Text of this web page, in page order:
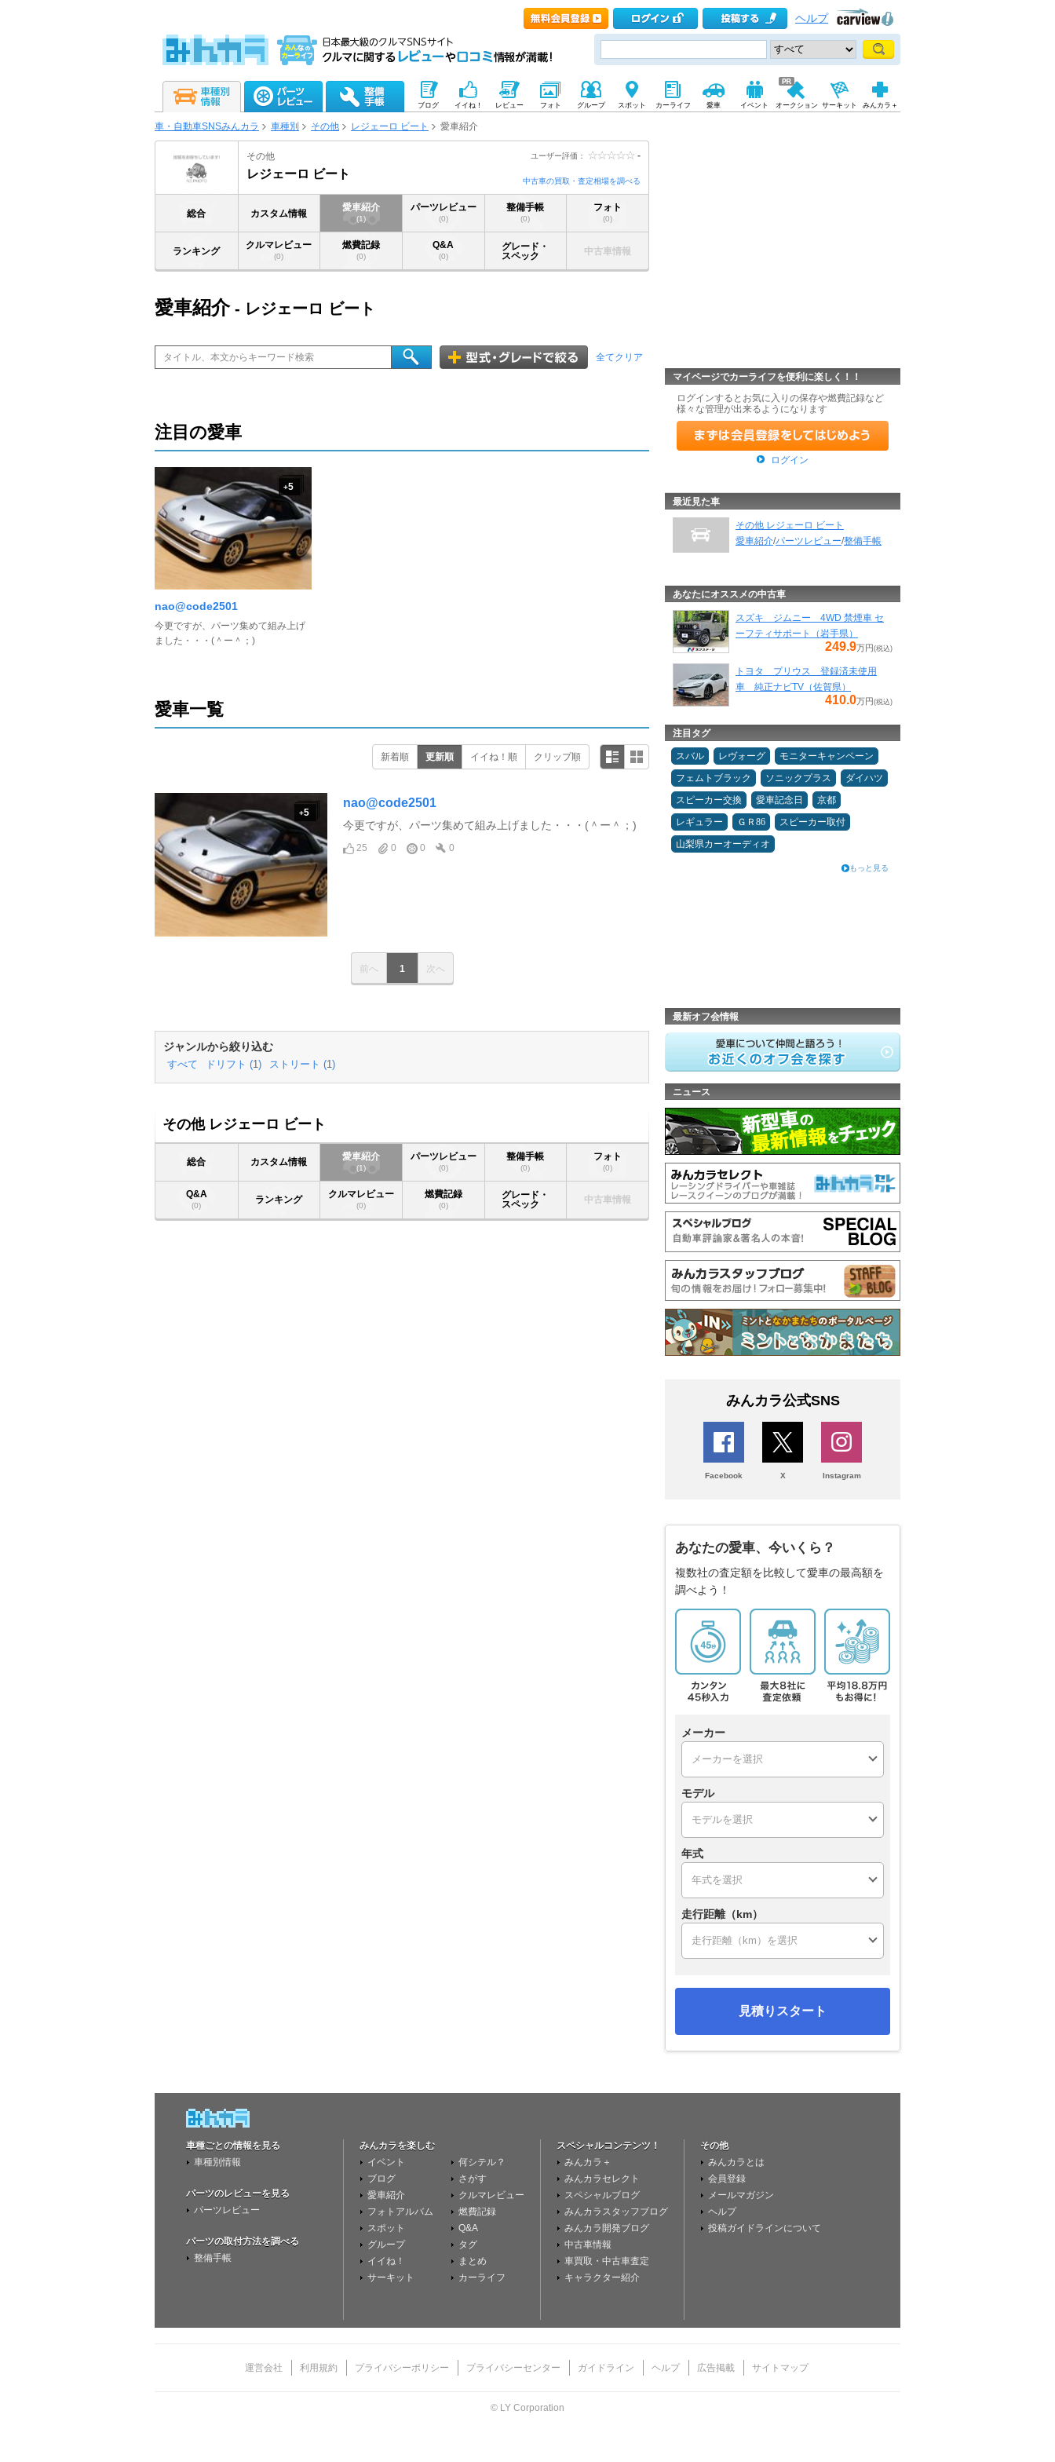
ヘルプ
ブログ イイね！ レビュー フォト グループ スポット カーライフ 愛車 イベント オークション サーキット みんカラ＋
車・自動車SNSみんカラ 車種別 その他 レジェーロ ビート 愛車紹介
ユーザー評価： -
その他
レジェーロ ビート
中古車の買取・査定相場を調べる
総合 カスタム情報
愛車紹介
(1)
パーツレビュー
(0)
整備手帳
(0)
フォト
(0)
ランキング
クルマレビュー
(0)
燃費記録
(0)
Q&A
(0)
グレード・
スペック
中古車情報
愛車紹介- レジェーロ ビート
全てクリア
注目の愛車
+5
nao@code2501
今更ですが、パーツ集めて組み上げ
ました・・・(＾ー＾；)
愛車一覧
新着順 更新順 イイね！順 クリップ順
+5
nao@code2501
今更ですが、パーツ集めて組み上げました・・・(＾ー＾；)
25 0 0 0
前へ 1 次へ
ジャンルから絞り込む
すべて ドリフト (1) ストリート (1)
その他 レジェーロ ビート
総合 カスタム情報
愛車紹介
(1)
パーツレビュー
(0)
整備手帳
(0)
フォト
(0)
Q&A
(0) ランキング
クルマレビュー
(0)
燃費記録
(0)
グレード・
スペック
中古車情報
マイページでカーライフを便利に楽しく！！
ログインするとお気に入りの保存や燃費記録など
様々な管理が出来るようになります
ログイン
最近見た車
その他 レジェーロ ビート
愛車紹介/パーツレビュー/整備手帳
あなたにオススメの中古車
スズキ ジムニー 4WD 禁煙車 セ
ーフティサポート（岩手県）
249.9万円 (税込)
トヨタ プリウス 登録済未使用
車 純正ナビTV（佐賀県）
410.0万円 (税込)
注目タグ
スバル レヴォーグ
モニターキャンペーン
フェムトブラック
ソニックプラス
ダイハツ
スピーカー交換
愛車記念日
京都
レギュラー
ＧＲ86
スピーカー取付
山梨県カーオーディオ
もっと見る
最新オフ会情報
ニュース
みんカラ公式SNS
Facebook X Instagram
あなたの愛車、今いくら？
複数社の査定額を比較して愛車の最高額を
調べよう！
メーカー
モデル
年式
走行距離（km）
見積りスタート
車種ごとの情報を見る
車種別情報
パーツのレビューを見る
パーツレビュー
パーツの取付方法を調べる
整備手帳
みんカラを楽しむ
イベント
ブログ
愛車紹介
フォトアルバム
スポット
グループ
イイね！
サーキット
何シテル？
さがす
クルマレビュー
燃費記録
Q&A
タグ
まとめ
カーライフ
スペシャルコンテンツ！
みんカラ＋
みんカラセレクト
スペシャルブログ
みんカラスタッフブログ
みんカラ開発ブログ
中古車情報
車買取・中古車査定
キャラクター紹介
その他
みんカラとは
会員登録
メールマガジン
ヘルプ
投稿ガイドラインについて
運営会社 利用規約 プライバシーポリシー プライバシーセンター ガイドライン ヘルプ 広告掲載 サイトマップ
© LY Corporation